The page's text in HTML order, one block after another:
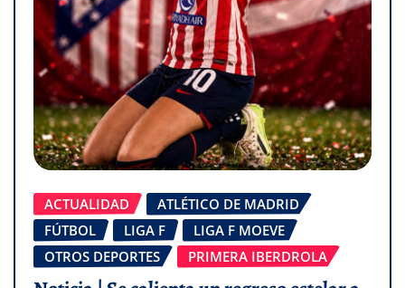
ACTUALIDAD
ATLÉTICO DE MADRID
FÚTBOL
LIGA F
LIGA F MOEVE
OTROS DEPORTES
PRIMERA IBERDROLA